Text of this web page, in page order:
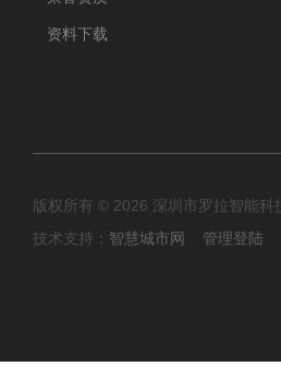
资料下载
版权所有 © 2026 深圳市罗拉智能
技术支持： 智慧城市网 管理登陆